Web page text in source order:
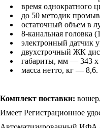
время однократного
до 50 методик
остаточный объем в
8-канальная головка
электронный датчик
двухстрочный ЖК
габариты, мм — 343 х
масса нетто, кг — 8,6.
Комплект поставки:
Имеет Регистрационное